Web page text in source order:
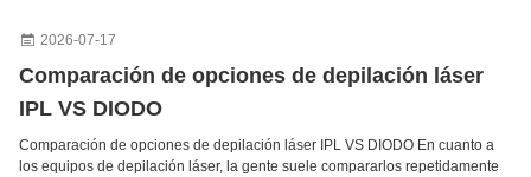
2026-07-17
Comparación de opciones de depilación láser
IPL VS DIODO
Comparación de opciones de depilación láser IPL VS DIODO En cuanto a
los equipos de depilación láser, la gente suele compararlos repetidamente